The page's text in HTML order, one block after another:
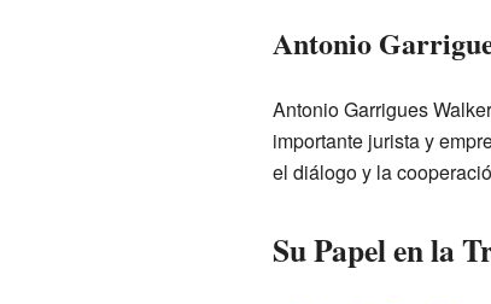
Antonio
Antonio Garrigues
importante jurista y
el diálogo y la
Su Papel en la